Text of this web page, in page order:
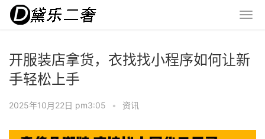
开服装店拿货，衣找找小程序如何让新
手轻松上手
2025年10月22日 pm3:05 • 资讯